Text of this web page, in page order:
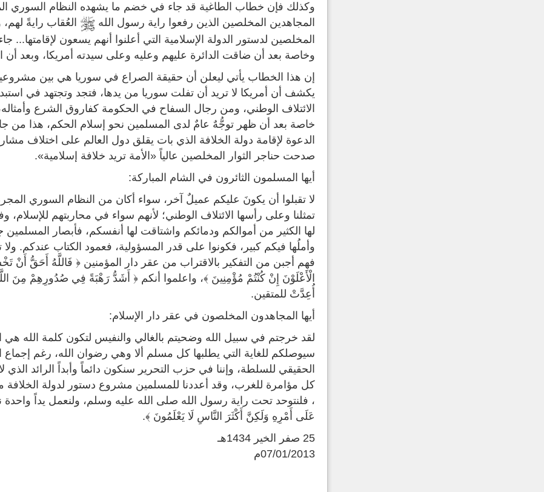
وكذلك فإن خطاب الطاغية قد جاء في خضم ما يشهده النظام السوري
المجاهدين المخلصين الذين رفعوا راية رسول الله
العُقاب رايةً لهم،
المخلصين لدستور الدولة الإسلامية التي أعلنوا أنهم يسعون لإقامتها...
وخاصة بعد أن ضاقت الدائرة عليهم وعليه وعلى سيدته أمريكا، وبعد
إن هذا الخطاب يأتي ليعلن أن حقيقة الصراع في سوريا هي بين
يكشف أن أمريكا لا تريد أن تفلت سوريا من يدها، فتجد وتجتهد في
الائتلاف الوطني، ومن رجال السفاح في الحكومة كفاروق الشرع
خاصة بعد أن ظهر توجُّهٌ عامٌ لدى المسلمين نحو إسلام الحكم، هذا من
الدعوة لإقامة دولة الخلافة الذي بات يقلق دول العالم على اختلاف
صدحت حناجر الثوار المخلصين عالياً «الأمة تريد خلافة إسلامية».
أيها المسلمون الثائرون في الشام المباركة:
لا تقبلوا أن يكونَ عليكم عميلٌ آخر، سواء أكان من النظام السوري
تمثلنا وعلى رأسها الائتلاف الوطني؛ لأنهم سواء في محاربتهم
لها الكثير من أموالكم ودمائكم واشتاقت لها أنفسكم، فأبصار
وأملُها فيكم كبير، فكونوا على قدر المسؤولية، فعمود الكتاب عندكم.
فهم أجبن من التفكير بالاقتراب من عقر دار المؤمنين ﴿ فَاللَّهُ أَحَقُّ أَنْ
الْأَعْلَوْنَ إِنْ كُنْتُمْ مُؤْمِنِينَ ﴾، واعلموا أنكم ﴿ أَشَدُّ رَهْبَةً فِي صُدُورِهِمْ مِنَ
أُعِدَّتْ للمتقين.
أيها المجاهدون المخلصون في عقر دار الإسلام:
لقد خرجتم في سبيل الله وضحيتم بالغالي والنفيس لتكون كلمة الله هي
سيوصلكم للغاية التي يطلبها كل مسلم ألا وهي رضوان الله، رغم
الحقيقي للسلطة، وإننا في حزب التحرير سنكون دائماً وأبداً الرائد
كل مؤامرة للغرب، وقد أعددنا للمسلمين مشروع دستور لدولة الخلافة
، فلنتوحد تحت راية رسول الله صلى الله عليه وسلم، ولنعمل يداً
عَلَى أَمْرِهِ وَلَكِنَّ أَكْثَرَ النَّاسِ لَا يَعْلَمُونَ ﴾.
25 صفر الخير 1434هـ
07/01/2013م